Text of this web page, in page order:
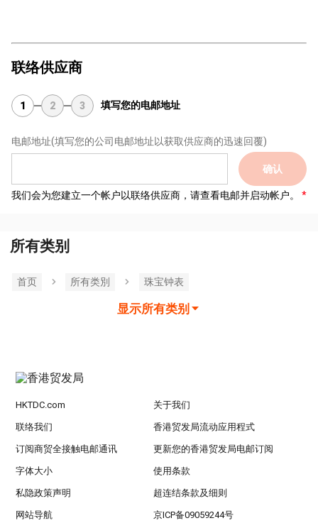
联络供应商
1 2 3 填写您的电邮地址
电邮地址(填写您的公司电邮地址以获取供应商的迅速回覆)
确认
我们会为您建立一个帐户以联络供应商，请查看电邮并启动帐户。
所有类别
首页 所有类別 珠宝钟表
显示所有类别
HKTDC.com 关于我们
联络我们 香港贸发局流动应用程式
订阅商贸全接触电邮通讯 更新您的香港贸发局电邮订阅
字体大小 使用条款
私隐政策声明 超连结条款及细则
网站导航 京ICP备09059244号